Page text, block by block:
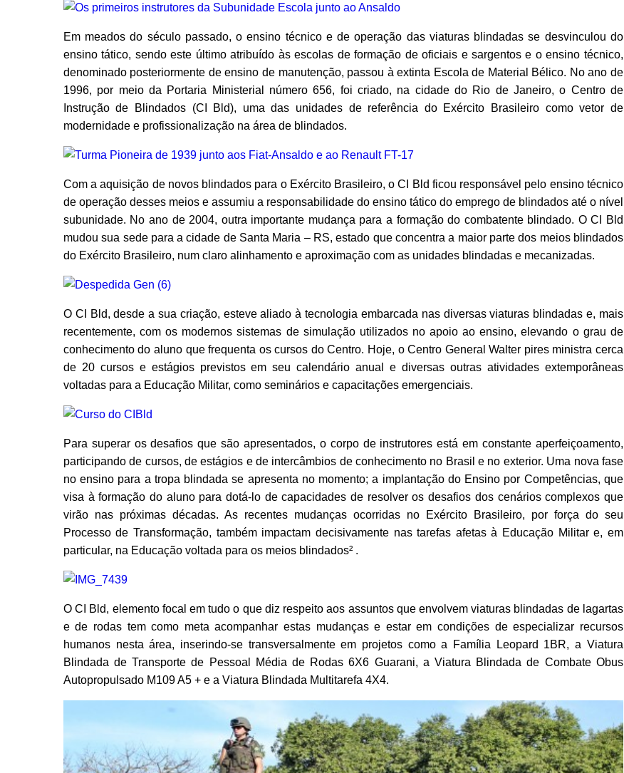
Em meados do século passado, o ensino técnico e de operação das viaturas blindadas se desvinculou do
ensino tático, sendo este último atribuído às escolas de formação de oficiais e sargentos e o ensino técnico,
denominado posteriormente de ensino de manutenção, passou à extinta Escola de Material Bélico. No ano de
1996, por meio da Portaria Ministerial número 656, foi criado, na cidade do Rio de Janeiro, o Centro de
Instrução de Blindados (CI Bld), uma das unidades de referência do Exército Brasileiro como vetor de
modernidade e profissionalização na área de blindados.
Com a aquisição de novos blindados para o Exército Brasileiro, o CI Bld ficou responsável pelo ensino técnico
de operação desses meios e assumiu a responsabilidade do ensino tático do emprego de blindados até o nível
subunidade. No ano de 2004, outra importante mudança para a formação do combatente blindado. O CI Bld
mudou sua sede para a cidade de Santa Maria – RS, estado que concentra a maior parte dos meios blindados
do Exército Brasileiro, num claro alinhamento e aproximação com as unidades blindadas e mecanizadas.
O CI Bld, desde a sua criação, esteve aliado à tecnologia embarcada nas diversas viaturas blindadas e, mais
recentemente, com os modernos sistemas de simulação utilizados no apoio ao ensino, elevando o grau de
conhecimento do aluno que frequenta os cursos do Centro. Hoje, o Centro General Walter pires ministra cerca
de 20 cursos e estágios previstos em seu calendário anual e diversas outras atividades extemporâneas
voltadas para a Educação Militar, como seminários e capacitações emergenciais.
Para superar os desafios que são apresentados, o corpo de instrutores está em constante aperfeiçoamento,
participando de cursos, de estágios e de intercâmbios de conhecimento no Brasil e no exterior. Uma nova fase
no ensino para a tropa blindada se apresenta no momento; a implantação do Ensino por Competências, que
visa à formação do aluno para dotá-lo de capacidades de resolver os desafios dos cenários complexos que
virão nas próximas décadas. As recentes mudanças ocorridas no Exército Brasileiro, por força do seu
Processo de Transformação, também impactam decisivamente nas tarefas afetas à Educação Militar e, em
particular, na Educação voltada para os meios blindados² .
O CI Bld, elemento focal em tudo o que diz respeito aos assuntos que envolvem viaturas blindadas de lagartas
e de rodas tem como meta acompanhar estas mudanças e estar em condições de especializar recursos
humanos nesta área, inserindo-se transversalmente em projetos como a Família Leopard 1BR, a Viatura
Blindada de Transporte de Pessoal Média de Rodas 6X6 Guarani, a Viatura Blindada de Combate Obus
Autopropulsado M109 A5 + e a Viatura Blindada Multitarefa 4X4.